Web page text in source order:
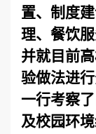
置、制度
理、餐饮
并就目前
验做法进
一行考察
及校园环境